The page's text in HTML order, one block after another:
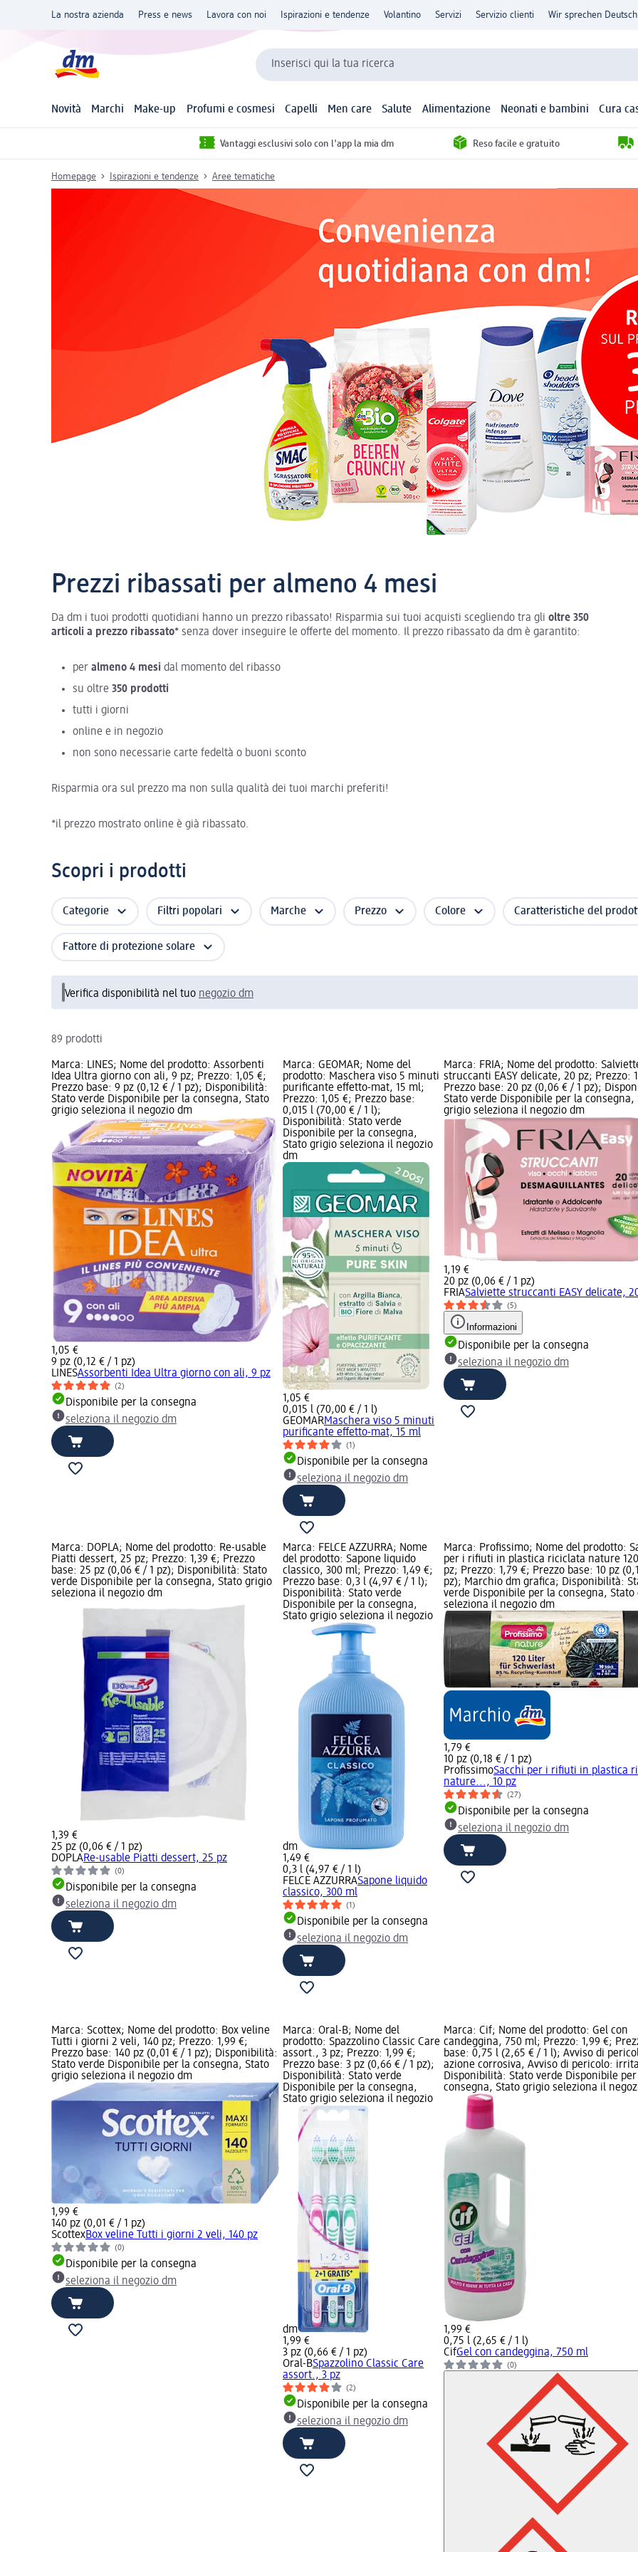
La nostra azienda Press e news Lavora con noi Ispirazioni e tendenze Volantino Servizi Servizio clienti Wir sprechen Deutsch
Inserisci qui la tua ricerca
Novità Marchi Make-up Profumi e cosmesi Capelli Men care Salute Alimentazione Neonati e bambini Cura
Vantaggi esclusivi solo con l'app la mia dm Reso facile e gratuito
Homepage Ispirazioni e tendenze Aree tematiche
Prezzi ribassati per almeno 4 mesi
Da dm i tuoi prodotti quotidiani hanno un prezzo ribassato! Risparmia sui tuoi acquisti scegliendo tra gli oltre 350
articoli a prezzo ribassato* senza dover inseguire le offerte del momento. Il prezzo ribassato da dm è garantito:
per almeno 4 mesi dal momento del ribasso
su oltre 350 prodotti
tutti i giorni
online e in negozio
non sono necessarie carte fedeltà o buoni sconto
Risparmia ora sul prezzo ma non sulla qualità dei tuoi marchi preferiti!
*il prezzo mostrato online è già ribassato.
Scopri i prodotti
Categorie Filtri popolari Marche Prezzo Colore Caratteristiche del
Fattore di protezione solare
Verifica disponibilità nel tuo negozio dm
89 prodotti
Marca: LINES; Nome del prodotto: Assorbenti
Idea Ultra giorno con ali, 9 pz; Prezzo: 1,05 €;
Prezzo base: 9 pz (0,12 € / 1 pz); Disponibilità:
Stato verde Disponibile per la consegna, Stato
grigio seleziona il negozio dm
1,05 €
9 pz (0,12 € / 1 pz)
LINESAssorbenti Idea Ultra giorno con ali, 9 pz
(2)
Disponibile per la consegna
seleziona il negozio dm
Marca: GEOMAR; Nome del
prodotto: Maschera viso 5 minuti
purificante effetto-mat, 15 ml;
Prezzo: 1,05 €; Prezzo base:
0,015 l (70,00 € / 1 l);
Disponibilità: Stato verde
Disponibile per la consegna,
Stato grigio seleziona il negozio
dm
1,05 €
0,015 l (70,00 € / 1 l)
GEOMARMaschera viso 5 minuti
purificante effetto-mat, 15 ml
(1)
Disponibile per la consegna
seleziona il negozio dm
Marca: FRIA; Nome del prodotto:
struccanti EASY delicate, 20 pz; Prezzo:
Prezzo base: 20 pz (0,06 € / 1 pz);
Stato verde Disponibile per la consegna,
grigio seleziona il negozio dm
1,19 €
20 pz (0,06 € / 1 pz)
FRIASalviette struccanti EASY delicate,
(5)
Informazioni
Disponibile per la consegna
seleziona il negozio dm
Marca: DOPLA; Nome del prodotto: Re-usable
Piatti dessert, 25 pz; Prezzo: 1,39 €; Prezzo
base: 25 pz (0,06 € / 1 pz); Disponibilità: Stato
verde Disponibile per la consegna, Stato grigio
seleziona il negozio dm
1,39 €
25 pz (0,06 € / 1 pz)
DOPLARe-usable Piatti dessert, 25 pz
(0)
Disponibile per la consegna
seleziona il negozio dm
Marca: FELCE AZZURRA; Nome
del prodotto: Sapone liquido
classico, 300 ml; Prezzo: 1,49 €;
Prezzo base: 0,3 l (4,97 € / 1 l);
Disponibilità: Stato verde
Disponibile per la consegna,
Stato grigio seleziona il negozio
dm
1,49 €
0,3 l (4,97 € / 1 l)
FELCE AZZURRASapone liquido
classico, 300 ml
(1)
Disponibile per la consegna
seleziona il negozio dm
Marca: Profissimo; Nome del prodotto:
per i rifiuti in plastica riciclata nature
pz; Prezzo: 1,79 €; Prezzo base: 10 pz
pz); Marchio dm grafica; Disponibilità:
verde Disponibile per la consegna, Stato
seleziona il negozio dm
1,79 €
10 pz (0,18 € / 1 pz)
ProfissimoSacchi per i rifiuti in plastica
nature..., 10 pz
(27)
Disponibile per la consegna
seleziona il negozio dm
Marca: Scottex; Nome del prodotto: Box veline
Tutti i giorni 2 veli, 140 pz; Prezzo: 1,99 €;
Prezzo base: 140 pz (0,01 € / 1 pz); Disponibilità:
Stato verde Disponibile per la consegna, Stato
grigio seleziona il negozio dm
1,99 €
140 pz (0,01 € / 1 pz)
ScottexBox veline Tutti i giorni 2 veli, 140 pz
(0)
Disponibile per la consegna
seleziona il negozio dm
Marca: Oral-B; Nome del
prodotto: Spazzolino Classic Care
assort., 3 pz; Prezzo: 1,99 €;
Prezzo base: 3 pz (0,66 € / 1 pz);
Disponibilità: Stato verde
Disponibile per la consegna,
Stato grigio seleziona il negozio
dm
1,99 €
3 pz (0,66 € / 1 pz)
Oral-BSpazzolino Classic Care
assort., 3 pz
(2)
Disponibile per la consegna
seleziona il negozio dm
Marca: Cif; Nome del prodotto: Gel con
candeggina, 750 ml; Prezzo: 1,99 €;
base: 0,75 l (2,65 € / 1 l); Avviso di
azione corrosiva, Avviso di pericolo:
Disponibilità: Stato verde Disponibile per
consegna, Stato grigio seleziona il
1,99 €
0,75 l (2,65 € / 1 l)
CifGel con candeggina, 750 ml
(0)